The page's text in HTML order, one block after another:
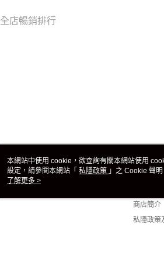
全店暢銷排行
關於我
商店簡介
私隱政策
本網站中使用 cookie，欲查詢有關本網站使用
設定，請參閱本網站「 私隱政策 」之 Cookie 聲
用 cookie。
了解更多 >